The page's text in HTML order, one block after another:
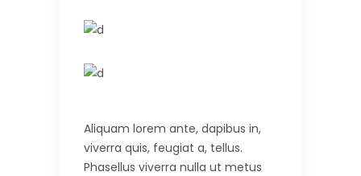
Aliquam lorem ante, dapibus in,
viverra quis, feugiat a, tellus.
Phasellus viverra nulla ut metus